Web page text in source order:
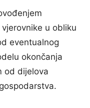
u obliku
eventualnog
okončanja
od dijelova